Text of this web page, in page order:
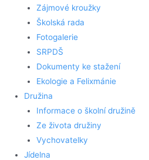
Zájmové kroužky
Školská rada
Fotogalerie
SRPDŠ
Dokumenty ke stažení
Ekologie a Felixmánie
Družina
Informace o školní družině
Ze života družiny
Vychovatelky
Jídelna